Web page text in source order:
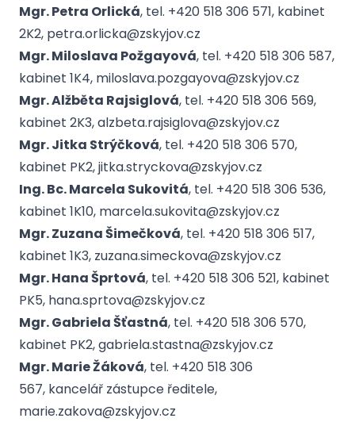
Mgr. Petra Orlická, tel. +420 518 306 571, kabinet
2K2, petra.orlicka@zskyjov.cz
Mgr. Miloslava Požgayová, tel. +420 518 306 587,
kabinet 1K4, miloslava.pozgayova@zskyjov.cz
Mgr. Alžběta Rajsiglová, tel. +420 518 306 569,
kabinet 2K3, alzbeta.rajsiglova@zskyjov.cz
Mgr. Jitka Strýčková, tel. +420 518 306 570,
kabinet PK2, jitka.stryckova@zskyjov.cz
Ing. Bc. Marcela Sukovitá, tel. +420 518 306 536,
kabinet 1K10, marcela.sukovita@zskyjov.cz
Mgr. Zuzana Šimečková, tel. +420 518 306 517,
kabinet 1K3, zuzana.simeckova@zskyjov.cz
Mgr. Hana Šprtová, tel. +420 518 306 521, kabinet
PK5, hana.sprtova@zskyjov.cz
Mgr. Gabriela Šťastná, tel. +420 518 306 570,
kabinet PK2, gabriela.stastna@zskyjov.cz
Mgr. Marie Žáková, tel. +420 518 306
567, kancelář zástupce ředitele,
marie.zakova@zskyjov.cz